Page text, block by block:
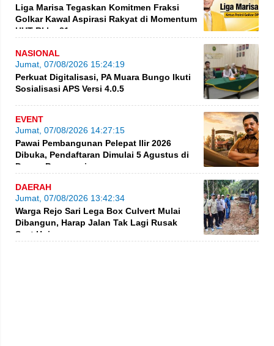
Liga Marisa Tegaskan Komitmen Fraksi
Golkar Kawal Aspirasi Rakyat di Momentum
HUT RI ke-81
NASIONAL
Jumat, 07/08/2026 15:24:19
Perkuat Digitalisasi, PA Muara Bungo Ikuti
Sosialisasi APS Versi 4.0.5
EVENT
Jumat, 07/08/2026 14:27:15
Pawai Pembangunan Pelepat Ilir 2026
Dibuka, Pendaftaran Dimulai 5 Agustus di
Dusun Purwosari
DAERAH
Jumat, 07/08/2026 13:42:34
Warga Rejo Sari Lega Box Culvert Mulai
Dibangun, Harap Jalan Tak Lagi Rusak
Saat Hujan